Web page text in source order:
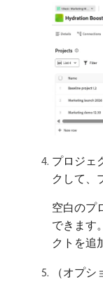
プロジェ
クして、
空白のプ
できます
クトを追
（オプ